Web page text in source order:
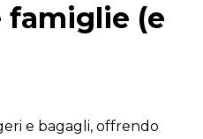
famiglie (e
e bagagli, offrendo